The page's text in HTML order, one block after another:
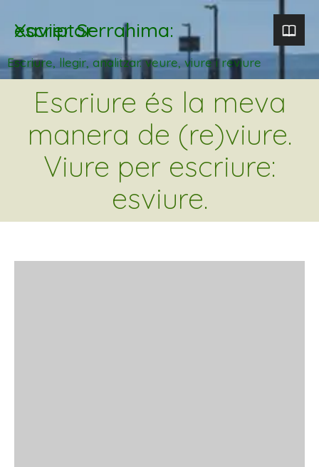
Xavier Serrahima: escriptor
Escriure, llegir, analitzar. veure, viure i reviure
Escriure és la meva
manera de (re)viure.
Viure per escriure:
esviure.